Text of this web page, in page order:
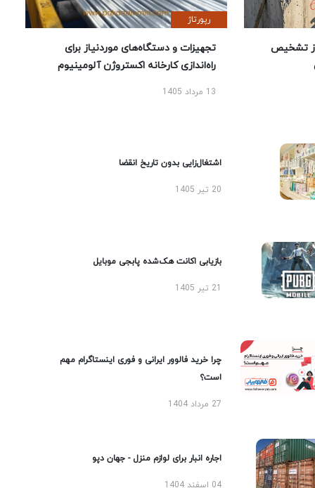
تشخیص
رپورتاژ
تجهیزات و دستگاه‌های موردنیاز برای
راه‌اندازی کارخانه اکستروژن آلومینیوم
13 مرداد 1405
اشتغال‌زایی بدون تاریخ انقضا
20 تیر 1405
بازیابی اکانت هک‌شده پابجی موبایل
چرا خرید فالوور ایرانی و فوری اینستاگرام مهم
است؟
27 مرداد 1404
اجاره انبار برای لوازم منزل - جهان دپو
04 اسفند 1404